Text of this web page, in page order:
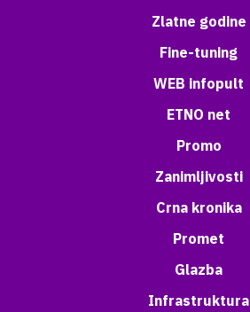
Zlatne godine
Fine-tuning
WEB infopult
ETNO net
Promo
Zanimljivosti
Crna kronika
Promet
Glazba
Infrastruktura